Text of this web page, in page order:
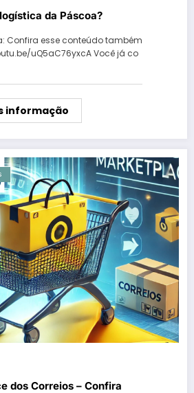
da Páscoa?
Confira esse conteúdo também
uQ5aC76yxcA Você já co
informação
dos Correios – Confira